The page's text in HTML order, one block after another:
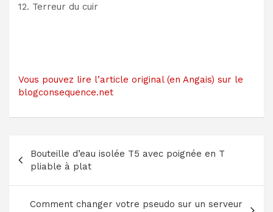
12. Terreur du cuir
Vous pouvez lire l’article original (en Angais) sur le
blogconsequence.net
de
l’article
Bouteille d’eau isolée T5 avec poignée en T
pliable à plat
Comment changer votre pseudo sur un serveur